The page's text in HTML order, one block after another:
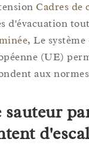
Cadres de
d'évacuation
, Le
(UE)
aux
sauteur